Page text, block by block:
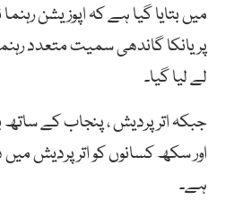
میں بتایا گیا ہے کہ اپوزیشن
پریانکا گاندھی سمیت متعدد
لے لیا گیا۔
جبکہ اترپردیش ، پنجاب کے ساتھ
اور سکھ کسانوں کو اترپردیش
ہے۔